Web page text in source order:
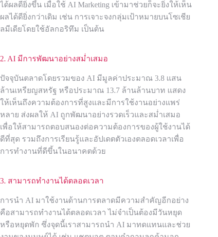
ได้ผลดียิ่งขึ้น เมื่อใช้ AI Marketing เข้ามาช่วยก็จะยิ่งให้เห็น
ผลได้ดียิ่งกว่าเดิม เช่น การเจาะจงกลุ่มเป้าหมายบนโซเชีย
ลมีเดียโดยใช้อัลกอริทึม เป็นต้น
2. AI มีการพัฒนาอย่างสม่ำเสมอ
ปัจจุบันตลาดโดยรวมของ AI มีมูลค่าประมาณ 3.8 แสน
ล้านเหรียญสหรัฐ หรือประมาณ 13.7 ล้านล้านบาท แสดง
ให้เห็นถึงความต้องการที่สูงและมีการใช้งานอย่างแพร่
หลาย ส่งผลให้ AI ถูกพัฒนาอย่างรวดเร็วและสม่ำเสมอ
เพื่อให้สามารถตอบสนองต่อความต้องการของผู้ใช้งานได้
ดีที่สุด รวมถึงการเรียนรู้และอัปเดตตัวเองตลอดเวลาเพื่อ
การทำงานที่ดีขึ้นในอนาคตด้วย
3. สามารถทำงานได้ตลอดเวลา
การนำ AI มาใช้งานด้านการตลาดมีความสำคัญอีกอย่าง
คือสามารถทำงานได้ตลอดเวลา ไม่จำเป็นต้องมีวันหยุด
หรือหยุดพัก ซึ่งจุดนี้เราสามารถนำ AI มาทดแทนและช่วย